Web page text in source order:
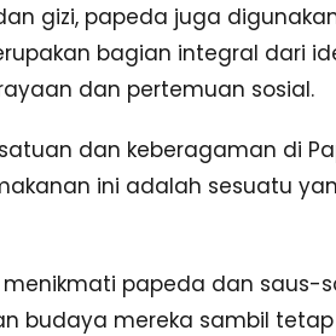
gizi, papeda juga
bagian integral dari
dan pertemuan sosial.
dan keberagaman di
ini adalah sesuatu
papeda dan saus-
budaya mereka sambil